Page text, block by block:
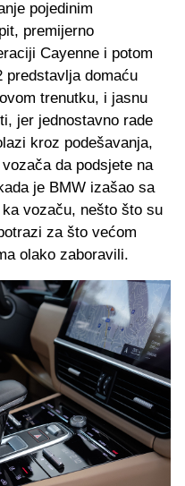
pojedinim
premijerno
Cayenne i potom
predstavlja domaću
trenutku, i jasnu
jer jednostavno rade
kroz podešavanja,
da podsjete na
je BMW izašao sa
vozaču, nešto što su
za što većom
olako zaboravili.